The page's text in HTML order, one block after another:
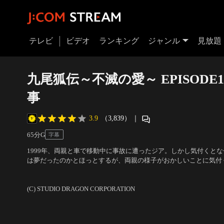
テレビ ビデオ ランキング ジャンル 見放題
九尾狐伝～不滅の愛～
事
3.9 （3,839） ｜
65分G 字幕
1999年、両親と車で移動中に事故に遭ったジア。しかし気付くと
は夢だったのかとほっとするが、両親の様子がおかしいことに気
(C) STUDIO DRAGON CORPORATION